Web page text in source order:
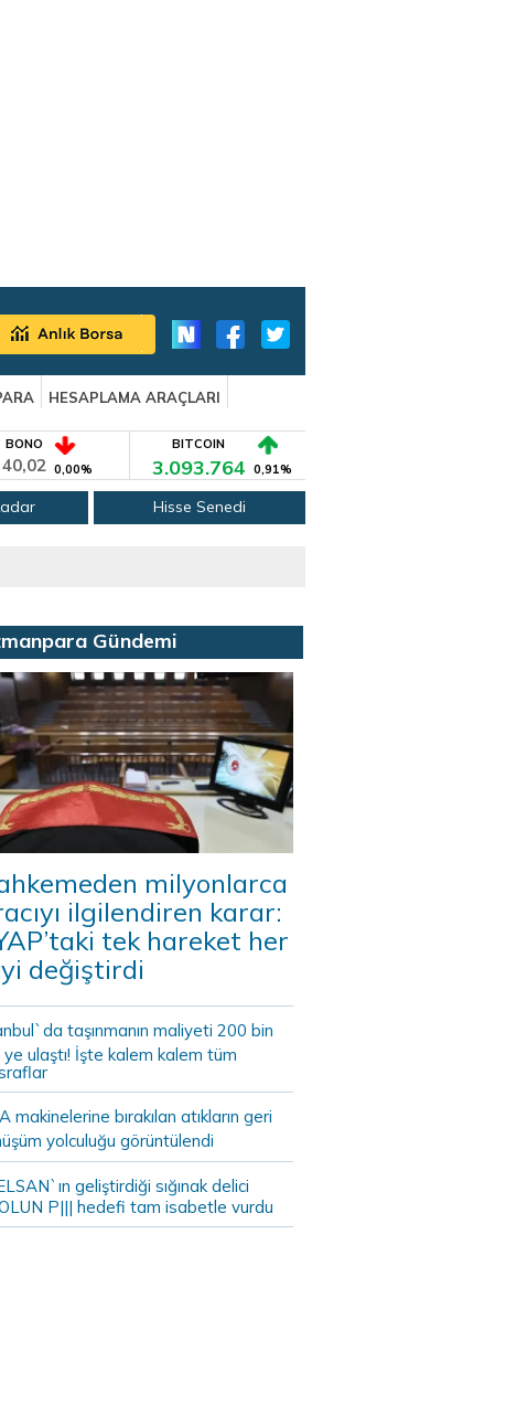
HESAPLAMA ARAÇLARI
BONO
40,02 0,00%
BITCOIN
3.093.764 0,91%
Hisse Senedi
Gündemi
milyonlarca
ilgilendiren karar:
tek hareket her
değiştirdi
taşınmanın maliyeti 200 bin
ulaştı! İşte kalem kalem tüm
makinelerine bırakılan atıkların geri
yolculuğu görüntülendi
geliştirdiği sığınak delici
P||| hedefi tam isabetle vurdu